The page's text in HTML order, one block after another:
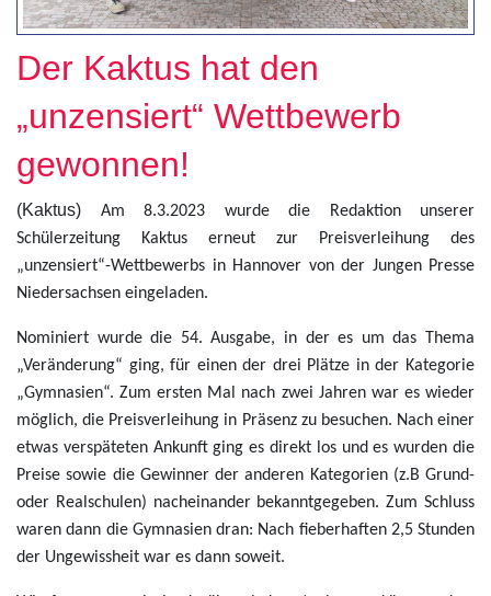
Der Kaktus hat den
„unzensiert“ Wettbewerb
gewonnen!
(Kaktus) Am 8.3.2023 wurde die Redaktion unserer
Schülerzeitung Kaktus erneut zur Preisverleihung des
„unzensiert“-Wettbewerbs in Hannover von der Jungen Presse
Niedersachsen eingeladen.
Nominiert wurde die 54. Ausgabe, in der es um das Thema
„Veränderung“ ging, für einen der drei Plätze in der Kategorie
„Gymnasien“. Zum ersten Mal nach zwei Jahren war es wieder
möglich, die Preisverleihung in Präsenz zu besuchen. Nach einer
etwas verspäteten Ankunft ging es direkt los und es wurden die
Preise sowie die Gewinner der anderen Kategorien (z.B Grund-
oder Realschulen) nacheinander bekanntgegeben. Zum Schluss
waren dann die Gymnasien dran: Nach fieberhaften 2,5 Stunden
der Ungewissheit war es dann soweit.